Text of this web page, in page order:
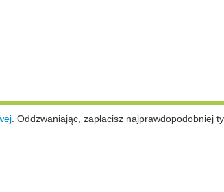
. Oddzwaniając, zapłacisz najprawdopodobniej